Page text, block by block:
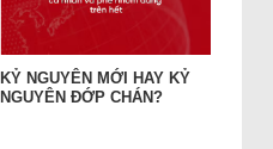
KỶ NGUYÊN MỚI HAY KỶ
NGUYÊN ĐỚP CHÁN?